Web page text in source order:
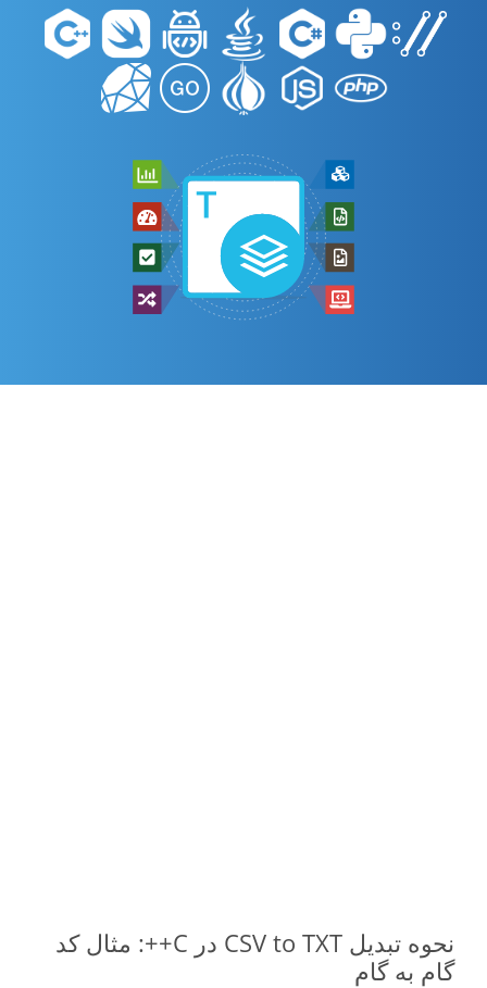
نحوه تبدیل CSV to TXT در C++: مثال کد
گام به گام